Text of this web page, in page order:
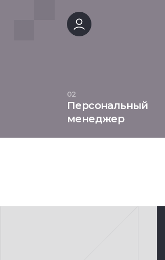
02
Персональный
менеджер